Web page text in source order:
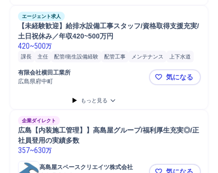
エージェント求人
【未経験歓迎】給排水設備工事スタッフ/資格取得支援充実/
土日祝休み／年収420~500万円
420~500万
課長 主任 配管/衛生設備経験 配管工事 メンテナンス
上下水道
普通自動車
有限会社横田工業所
広島県府中町
【未経験歓
気になる
もっと見る
企業ダイレクト
広島【内装施工管理】】高島屋グループ/福利厚生充実◎/正
社員登用の実績多数
357~630万
高島屋スペースクリエイツ株式会社
気になる